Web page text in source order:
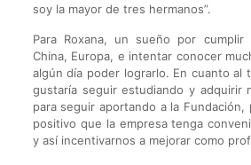
soy la mayor de tres hermanos”.
Para Roxana, un sueño por cumplir
China, Europa, e intentar conocer
algún día poder lograrlo. En cuanto al
gustaría seguir estudiando y adquirir
para seguir aportando a la
positivo que la empresa tenga
y así incentivarnos a mejorar como